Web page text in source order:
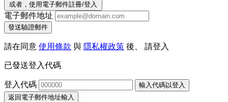
或者，使用電子郵件註冊/登入
電子郵件地址
發送驗證郵件
請在同意 使用條款 與 隱私權政策 後、 請登入
已發送登入代碼
登入代碼
輸入代碼以登入
返回電子郵件地址輸入